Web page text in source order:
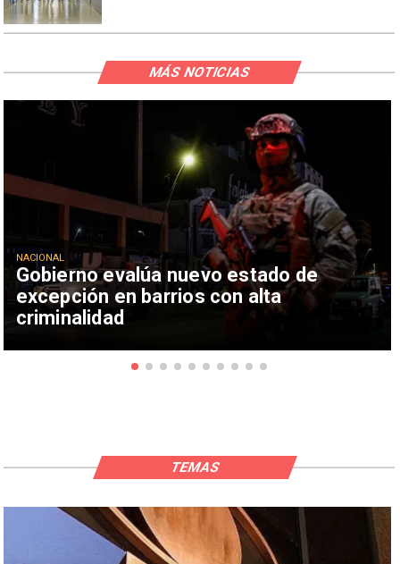
Gobierno evalúa nuevo estado de
excepción en barrios con alta
criminalidad
NACIONAL
MÁS NOTICIAS
TEMAS